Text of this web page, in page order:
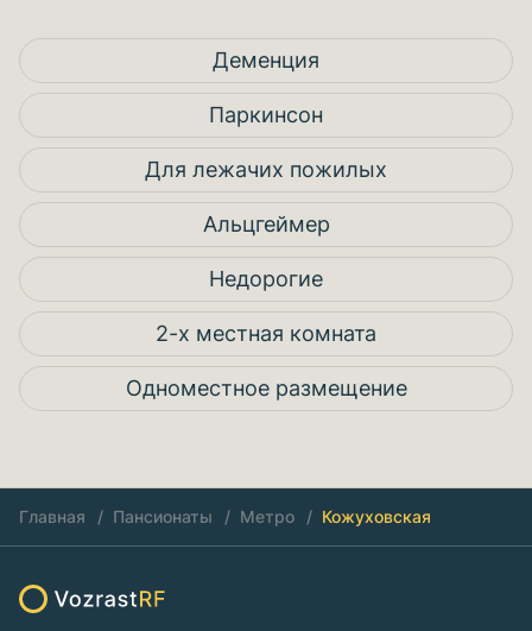
Деменция
Паркинсон
Для лежачих пожилых
Альцгеймер
Недорогие
2-х местная комната
Одноместное размещение
Главная Пансионаты Метро Кожуховская